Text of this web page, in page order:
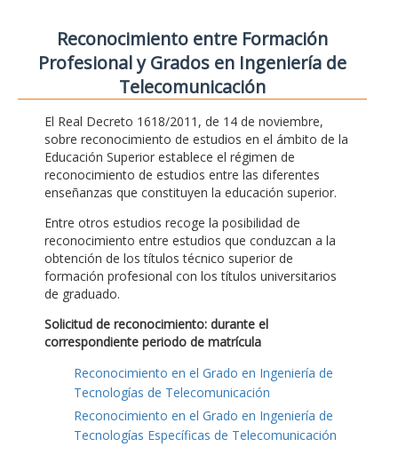
Reconocimiento entre Formación
Profesional y Grados en Ingeniería de
Telecomunicación
El Real Decreto 1618/2011, de 14 de noviembre,
sobre reconocimiento de estudios en el ámbito de la
Educación Superior establece el régimen de
reconocimiento de estudios entre las diferentes
enseñanzas que constituyen la educación superior.
Entre otros estudios recoge la posibilidad de
reconocimiento entre estudios que conduzcan a la
obtención de los títulos técnico superior de
formación profesional con los títulos universitarios
de graduado.
Solicitud de reconocimiento: durante el
correspondiente periodo de matrícula
Reconocimiento en el Grado en Ingeniería de
Tecnologías de Telecomunicación
Reconocimiento en el Grado en Ingeniería de
Tecnologías Específicas de Telecomunicación